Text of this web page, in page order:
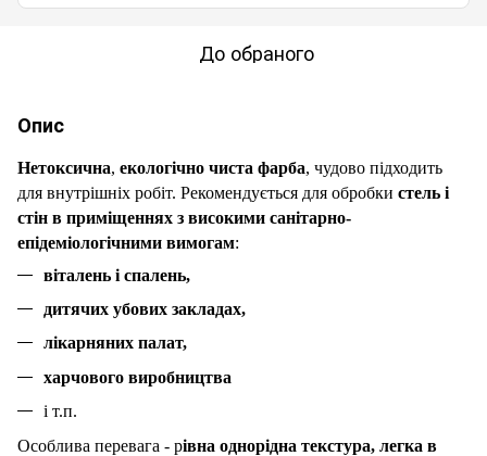
До обраного
Опис
Нетоксична, екологічно чиста фарба, чудово підходить
для внутрішніх робіт. Рекомендується для обробки стель і
стін в приміщеннях з високими санітарно-
епідеміологічними вимогам:
віталень і спалень,
дитячих убових закладах,
лікарняних палат,
харчового виробництва
і т.п.
Особлива перевага - рівна однорідна текстура, легка в